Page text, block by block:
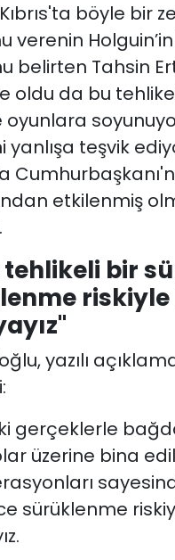
böyle bir
verenin
belirten Tahsin
oldu da bu
oyunlara
yanlışa teşvik
etkilenmiş
bir
riskiyle
yazılı
gerçeklerle
üzerine bina
sürüklenme